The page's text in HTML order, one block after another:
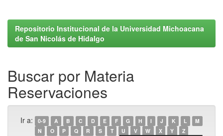
Repositorio Institucional de la Universidad Michoacana
de San Nicolás de Hidalgo
Buscar por Materia
Reservaciones
Ir a: 0-9 A B C D E F G H I J K L
M
N
O P Q R S T U V W X Y Z